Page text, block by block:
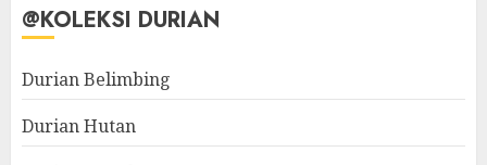
@KOLEKSI DURIAN
Durian Belimbing
Durian Hutan